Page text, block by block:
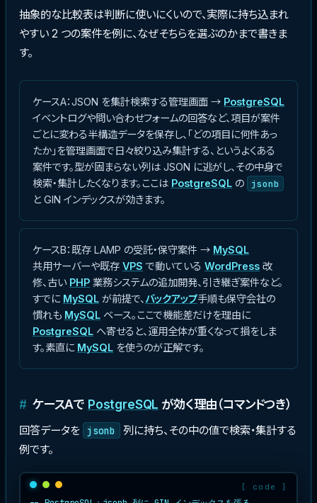
抽象的な比較表は判断に使いにくいので、実際に持ち込まれ
やすい 2 つの案件を例に、なぜそちらを選ぶのかまで書きま
す。
ケースA：JSON を集計検索する管理画面 → PostgreSQL
イベントログや問い合わせフォームの回答など、項目が案件
ごとに変わる半構造データを保存し、「どの項目に何件あっ
たか」を管理画面で日々絞り込み集計する、というよくある
案件です。型が固まらない列は JSON に逃がし、その中身で
検索・集計したくなります。ここは PostgreSQL の
jsonb
と GIN インデックスが効きます。
ケースB：既存 LAMP の受託・保守案件 → MySQL
共用サーバーや既存 VPS で動いている WordPress 改
修、古い PHP 業務システムの追加開発、引き継ぎ案件など。
すでに MySQL が前提で、 バックアップ手順も保守会社の
慣れも MySQL ベース。ここで機能差だけを理由に
PostgreSQL へ寄せると、運用全体が重くなって損をしま
す。素直に MySQL を使うのが正解です。
ケースAで PostgreSQL が効く理由（コマンドつき）
回答データを jsonb
列に持ち、その中の値で検索・集計する
例です。